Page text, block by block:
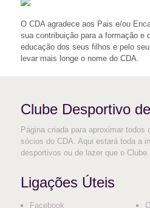
O CDA agradece aos Pais e/ou
sua contribuição para a formação e
educação dos seus filhos e pelo
levar mais longe o nome do CDA.
Clube Desportivo
Página criada para aproximar todos
sócios do CDA. Aqui estará toda a
desportivos ou de lazer que o Clube
Ligações Úteis
Facebook